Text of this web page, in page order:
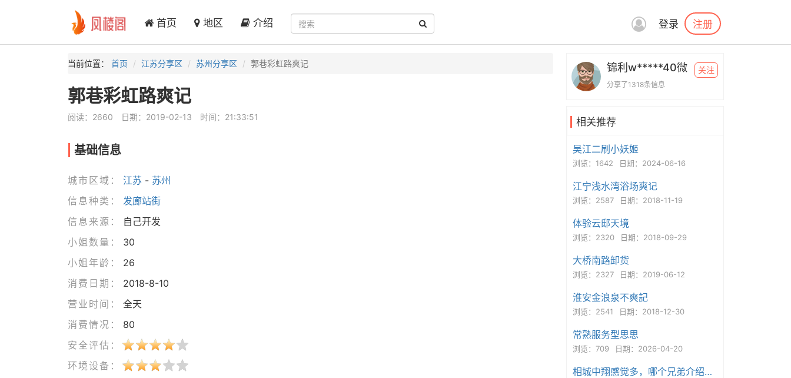
首页 地区 介绍 登录 注册
当前位置： 首页 江苏分享区 苏州分享区 郭巷彩虹路爽记
郭巷彩虹路爽记
阅读：2660 日期：2019-02-13 时间：21:33:51
基础信息
城市区域： 江苏 - 苏州
信息种类：
发廊站街
信息来源：
自己开发
小姐数量：
30
小姐年龄：
26
消费日期：
2018-8-10
营业时间：
全天
消费情况：
80
安全评估：
环境设备：
锦利w*****40微
分享了1318条信息
关注
相关推荐
吴江二刷小妖姬
浏览：1642 日期：2024-06-16
江宁浅水湾浴场爽记
浏览：2587 日期：2018-11-19
体验云邸天境
浏览：2320 日期：2018-09-29
大桥南路卸货
浏览：2327 日期：2019-06-12
淮安金浪泉不爽記
浏览：2541 日期：2018-12-30
常熟服务型思思
浏览：709 日期：2026-04-20
相城中翔感觉多，哪个兄弟介绍下资源